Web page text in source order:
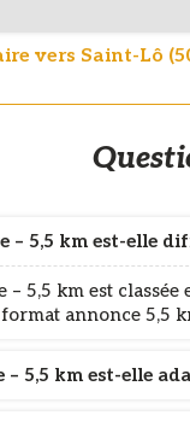
vers Saint-Lô
– 5,5 km est-elle
– 5,5 km est
annonce 5,5
– 5,5 km est-elle